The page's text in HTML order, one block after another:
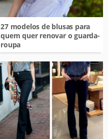
27 modelos de blusas para
quem quer renovar o guarda-
roupa